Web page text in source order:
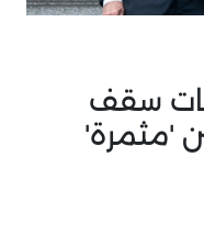
سقف
'مثمرة'